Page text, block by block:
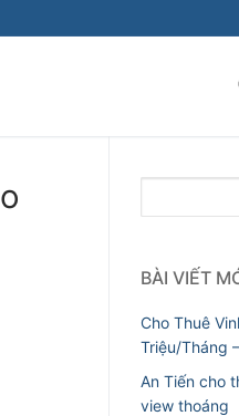
kiếm
BÀI VIẾT
Cho Thuê
Triệu/Tháng
An Tiến cho
view thoáng